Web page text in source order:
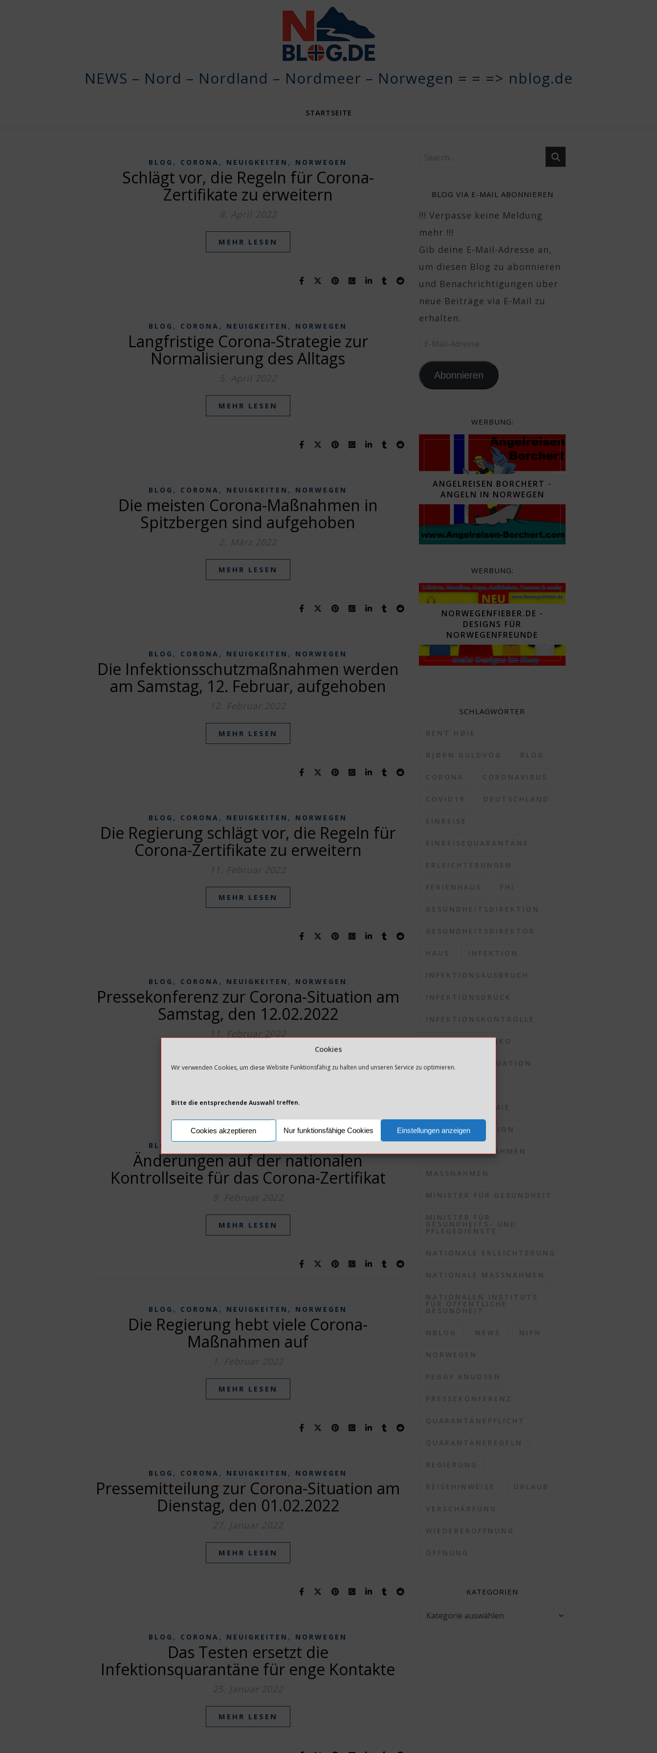
Cookies
Wir verwenden Cookies, um diese Website Funktionsfähig zu halten und unseren Service zu optimieren.
Bitte die entsprechende Auswahl treffen.
Cookies akzeptieren Nur funktionsfähige Cookies Einstellungen anzeigen
NEWS – Nord – Nordland – Nordmeer – Norwegen = = => nblog.de
STARTSEITE
BLOG , CORONA , NEUIGKEITEN , NORWEGEN
Schlägt vor, die Regeln für Corona-
Zertifikate zu erweitern
8. April 2022
MEHR LESEN
BLOG , CORONA , NEUIGKEITEN , NORWEGEN
Langfristige Corona-Strategie zur
Normalisierung des Alltags
5. April 2022
MEHR LESEN
BLOG , CORONA , NEUIGKEITEN , NORWEGEN
Die meisten Corona-Maßnahmen in
Spitzbergen sind aufgehoben
2. März 2022
MEHR LESEN
BLOG , CORONA , NEUIGKEITEN , NORWEGEN
Die Infektionsschutzmaßnahmen werden
am Samstag, 12. Februar, aufgehoben
12. Februar 2022
MEHR LESEN
BLOG , CORONA , NEUIGKEITEN , NORWEGEN
Die Regierung schlägt vor, die Regeln für
Corona-Zertifikate zu erweitern
11. Februar 2022
MEHR LESEN
BLOG , CORONA , NEUIGKEITEN , NORWEGEN
Pressekonferenz zur Corona-Situation am
Samstag, den 12.02.2022
11. Februar 2022
BLOG , , ,
Änderungen auf der nationalen
Kontrollseite für das Corona-Zertifikat
9. Februar 2022
MEHR LESEN
BLOG , CORONA , NEUIGKEITEN , NORWEGEN
Die Regierung hebt viele Corona-
Maßnahmen auf
1. Februar 2022
MEHR LESEN
BLOG , CORONA , NEUIGKEITEN , NORWEGEN
Pressemitteilung zur Corona-Situation am
Dienstag, den 01.02.2022
27. Januar 2022
MEHR LESEN
BLOG , CORONA , NEUIGKEITEN , NORWEGEN
Das Testen ersetzt die
Infektionsquarantäne für enge Kontakte
25. Januar 2022
MEHR LESEN
BLOG VIA E-MAIL ABONNIEREN
!!! Verpasse keine Meldung
mehr !!!
Gib deine E-Mail-Adresse an,
um diesen Blog zu abonnieren
und Benachrichtigungen über
neue Beiträge via E-Mail zu
erhalten.
E-Mail-Adresse
Abonnieren
WERBUNG:
ANGELREISEN BORCHERT -
ANGELN IN NORWEGEN
WERBUNG:
NORWEGENFIEBER.DE -
DESIGNS FÜR
NORWEGENFREUNDE
SCHLAGWÖRTER
BENT HØIE
BJØRN GULDVOG BLOG
CORONA CORONAVIRUS
COVID19 DEUTSCHLAND
EINREISE
EINREISEQUARANTÄNE
ERLEICHTERUNGEN
FERIENHAUS FHI
GESUNDHEITSDIREKTION
GESUNDHEITSDIREKTOR
HAUS INFEKTION
INFEKTIONSAUSBRUCH
INFEKTIONSDRUCK
INFEKTIONSKONTROLLE
INFEKTIONSRISIKO
INFEKTIONSSITUATION
KORONAPANDEMIE
KORONASITUATION
LOKALE MASSNAHMEN
MASSNAHMEN
MINISTER FÜR GESUNDHEIT
MINISTER FÜR
GESUNDHEITS- UND
PFLEGEDIENSTE
NATIONALE ERLEICHTERUNG
NATIONALE MASSNAHMEN
NATIONALEN INSTITUTS
FÜR ÖFFENTLICHE
GESUNDHEIT
NBLOG NEWS NIPH
NORWEGEN
PEGGY KNUDSEN
PRESSEKONFERENZ
QUARANTÄNEPFLICHT
QUARANTÄNEREGELN
REGIERUNG
REISEHINWEISE URLAUB
VERSCHÄRFUNG
WIEDERERÖFFNUNG
ÖFFNUNG
KATEGORIEN